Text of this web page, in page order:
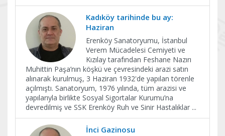
Kadıköy tarihinde bu ay:
Haziran
Erenköy Sanatoryumu, İstanbul
Verem Mücadelesi Cemiyeti ve
Kızılay tarafından Feshane Nazırı
Muhittin Paşa’nın köşkü ve çevresindeki arazi satın
alınarak kurulmuş, 3 Haziran 1932'de yapılan törenle
açılmıştı. Sanatoryum, 1976 yılında, tüm arazisi ve
yapılarıyla birlikte Sosyal Sigortalar Kurumu’na
devredilmiş ve SSK Erenköy Ruh ve Sinir Hastalıklar ...
İnci Gazinosu